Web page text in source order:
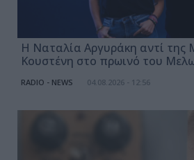
Η Ναταλία Αργυράκη αντί της
Κουστένη στο πρωινό του
RADIO - NEWS 04.08.2026 - 12:56